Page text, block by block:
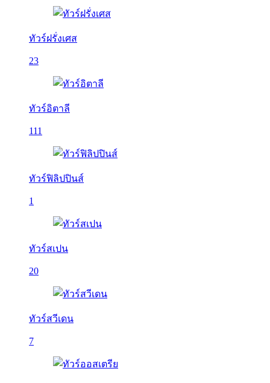
ทัวร์ฝรั่งเศส
23
ทัวร์อิตาลี
111
ทัวร์ฟิลิปปินส์
1
ทัวร์สเปน
20
ทัวร์สวีเดน
7